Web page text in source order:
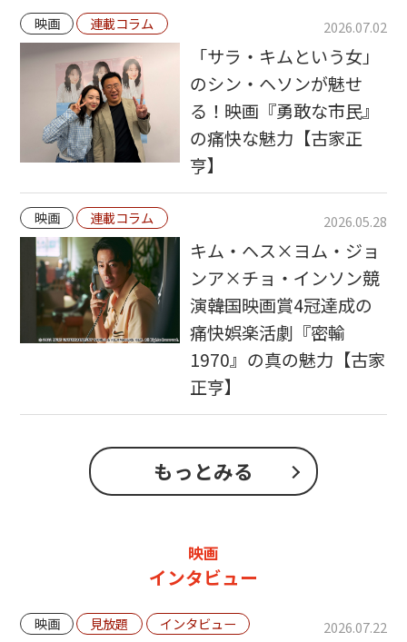
映画 連載コラム 2026.07.02
「サラ・キムという女」
のシン・ヘソンが魅せ
る！映画『勇敢な市民』
の痛快な魅力【古家正
亨】
映画 連載コラム 2026.05.28
キム・ヘス×ヨム・ジョ
ンア×チョ・インソン競
演――韓国映画賞4冠達成の
痛快娯楽活劇『密輸
1970』の真の魅力【古家
正亨】
もっとみる
映画
インタビュー
映画 見放題 インタビュー 2026.07.22